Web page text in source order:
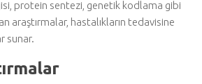
protein sentezi, genetik kodlama gibi
araştırmalar, hastalıkların tedavisine
sunar.